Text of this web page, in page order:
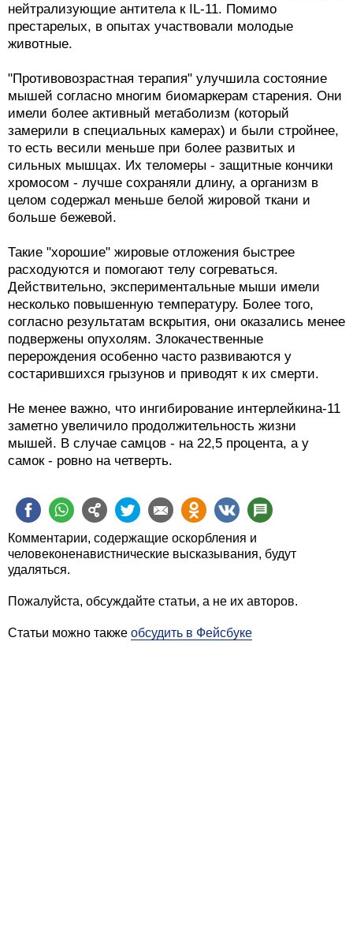
нейтрализующие антитела к IL-11. Помимо
престарелых, в опытах участвовали молодые
животные.
"Противовозрастная терапия" улучшила состояние
мышей согласно многим биомаркерам старения. Они
имели более активный метаболизм (который
замерили в специальных камерах) и были стройнее,
то есть весили меньше при более развитых и
сильных мышцах. Их теломеры - защитные кончики
хромосом - лучше сохраняли длину, а организм в
целом содержал меньше белой жировой ткани и
больше бежевой.
Такие "хорошие" жировые отложения быстрее
расходуются и помогают телу согреваться.
Действительно, экспериментальные мыши имели
несколько повышенную температуру. Более того,
согласно результатам вскрытия, они оказались менее
подвержены опухолям. Злокачественные
перерождения особенно часто развиваются у
состарившихся грызунов и приводят к их смерти.
Не менее важно, что ингибирование интерлейкина-11
заметно увеличило продолжительность жизни
мышей. В случае самцов - на 22,5 процента, а у
самок - ровно на четверть.
Комментарии, содержащие оскорбления и
человеконенавистнические высказывания, будут
удаляться.
Пожалуйста, обсуждайте статьи, а не их авторов.
Статьи можно также обсудить в Фейсбуке